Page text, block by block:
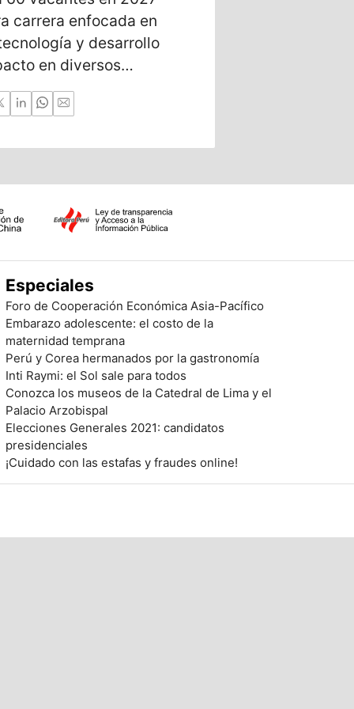
carrera enfocada en
y desarrollo
en diversos
Especiales
Foro de Cooperación Económica Asia-Pacífico
Embarazo adolescente: el costo de la
maternidad temprana
Perú y Corea hermanados por la gastronomía
Inti Raymi: el Sol sale para todos
Conozca los museos de la Catedral de Lima y el
Palacio Arzobispal
Elecciones Generales 2021: candidatos
presidenciales
¡Cuidado con las estafas y fraudes online!